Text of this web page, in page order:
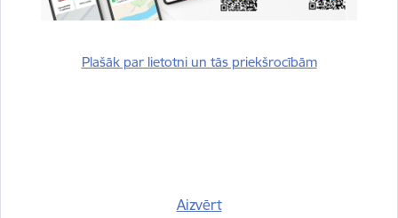
Plašāk par lietotni un tās priekšrocībām
Aizvērt
Dalīties